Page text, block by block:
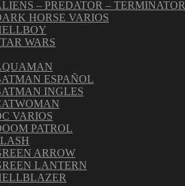
– PREDATOR – TERMINATOR
HORSE VARIOS
WARS
ESPAÑOL
INGLES
VARIOS
PATROL
ARROW
LANTERN